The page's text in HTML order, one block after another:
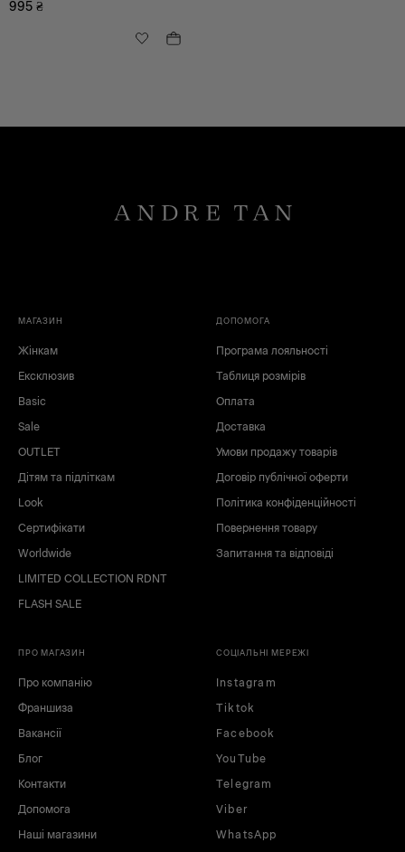
995 ₴
МАГАЗИН
Жінкам
Ексклюзив
Basic
Sale
OUTLET
Дітям та підліткам
Look
Сертифікати
Worldwide
LIMITED COLLECTION RDNT
FLASH SALE
ДОПОМОГА
Програма лояльності
Таблиця розмірів
Оплата
Доставка
Умови продажу товарів
Договір публічної оферти
Політика конфіденційності
Повернення товару
Запитання та відповіді
ПРО МАГАЗИН
Про компанію
Франшиза
Вакансії
Блог
Контакти
Допомога
Наші магазини
СОЦІАЛЬНІ МЕРЕЖІ
Instagram
Tiktok
Facebook
YouTube
Telegram
Viber
WhatsApp